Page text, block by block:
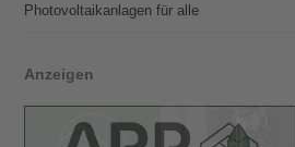
Photovoltaik­­anlagen für alle
Anzeigen